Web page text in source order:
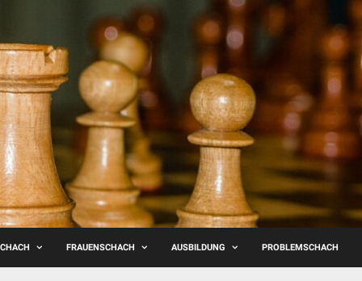
FRAUENSCHACH AUSBILDUNG PROBLEMSCHACH